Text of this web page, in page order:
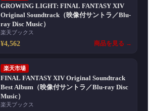
GROWING LIGHT: FINAL FANTASY XIV
Original Soundtrack（映像付サントラ／Blu-
ray Disc Music）
楽天ブックス
¥4,562 商品を見る →
楽天市場
FINAL FANTASY XIV Original Soundtrack
Best Album（映像付サントラ／Blu-ray Disc
Music）
楽天ブックス